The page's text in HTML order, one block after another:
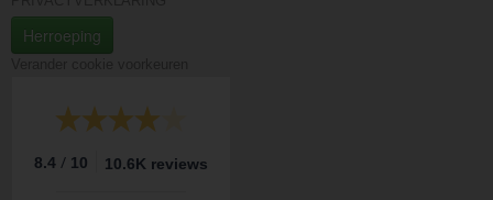
Herroeping
8.4 / 10 10.6K reviews